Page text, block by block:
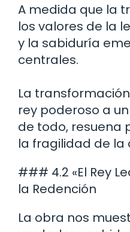
A medida que la
los valores de la
y la sabiduría
centrales.
La
rey poderoso a
de todo, resuena
la fragilidad de la
### 4.2 «El Rey
la Redención
La obra nos